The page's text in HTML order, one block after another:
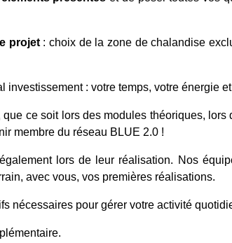
projet: choix de la zone de chalandise
investissement : votre temps, votre énergie
ce soit lors des modules théoriques, lors
membre du réseau BLUE 2.0 !
lors de leur réalisation. Nos
avec vous, vos premières réalisations.
nécessaires pour gérer votre activité